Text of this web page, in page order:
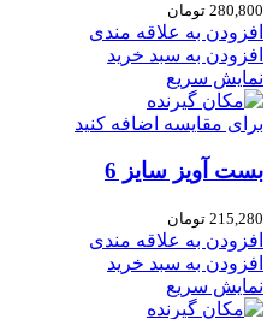
280,800 تومان
افزودن به علاقه مندی
افزودن به سبد خرید
نمایش سریع
برای مقایسه اضافه کنید
بست آویز سایز 6
215,280 تومان
افزودن به علاقه مندی
افزودن به سبد خرید
نمایش سریع